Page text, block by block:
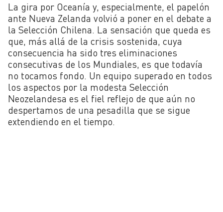
La gira por Oceanía y, especialmente, el papelón
ante Nueva Zelanda volvió a poner en el debate a
la Selección Chilena. La sensación que queda es
que, más allá de la crisis sostenida, cuya
consecuencia ha sido tres eliminaciones
consecutivas de los Mundiales, es que todavía
no tocamos fondo. Un equipo superado en todos
los aspectos por la modesta Selección
Neozelandesa es el fiel reflejo de que aún no
despertamos de una pesadilla que se sigue
extendiendo en el tiempo.